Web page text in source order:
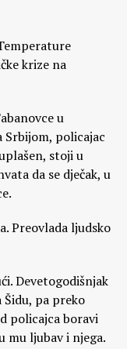
krize na
u
Srbijom, policajac
stoji u
da se dječak, u
Preovlada ljudsko
Devetogodišnjak
Šidu, pa preko
policajca boravi
mu ljubav i njega.